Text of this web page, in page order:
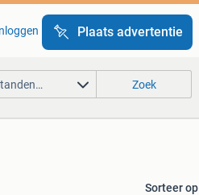
Plaats advertentie
Zoek
Sorteer op